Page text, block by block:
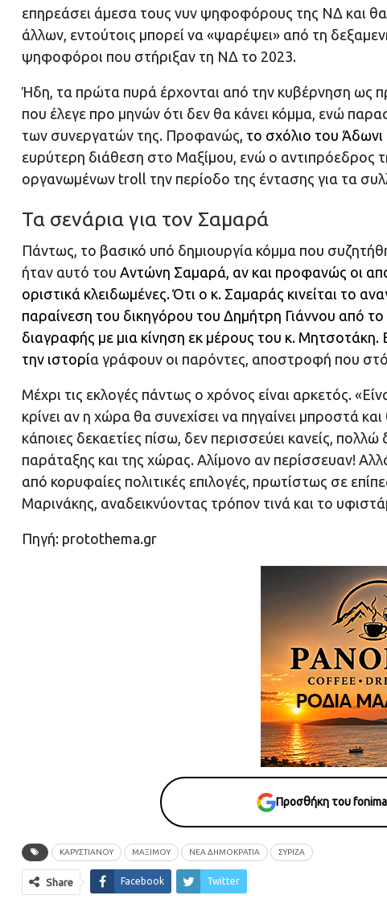
επηρεάσει άμεσα τους νυν ψηφοφόρους της ΝΔ και
άλλων, εντούτοις μπορεί να «ψαρέψει» από τη
ψηφοφόροι που στήριξαν τη ΝΔ το 2023.
Ήδη, τα πρώτα πυρά έρχονται από την κυβέρνηση ως
που έλεγε προ μηνών ότι δεν θα κάνει κόμμα, ενώ
των συνεργατών της. Προφανώς, το σχόλιο του
ευρύτερη διάθεση στο Μαξίμου, ενώ ο αντιπρόεδρος
οργανωμένων troll την περίοδο της έντασης για τα
Τα σενάρια για τον Σαμαρά
Πάντως, το βασικό υπό δημιουργία κόμμα που
ήταν αυτό του Αντώνη Σαμαρά, αν και προφανώς οι
οριστικά κλειδωμένες. Ότι ο κ. Σαμαράς κινείται το
παραίνεση του δικηγόρου του Δημήτρη Γιάννου από
διαγραφής με μια κίνηση εκ μέρους του κ.
την ιστορία γράφουν οι παρόντες, αποστροφή που
Μέχρι τις εκλογές πάντως ο χρόνος είναι αρκετός.
κρίνει αν η χώρα θα συνεχίσει να πηγαίνει μπροστά
κάποιες δεκαετίες πίσω, δεν περισσεύει κανείς,
παράταξης και της χώρας. Αλίμονο αν περίσσευαν!
από κορυφαίες πολιτικές επιλογές, πρωτίστως σε
Μαρινάκης, αναδεικνύοντας τρόπον τινά και το
Πηγή: protothema.gr
Προσθήκη του
ΚΑΡΥΣΤΙΑΝΟΥ ΜΑΞΙΜΟΥ ΝΕΑ ΔΗΜΟΚΡΑΤΙΑ ΣΥΡΙΖΑ
Share Facebook Twitter